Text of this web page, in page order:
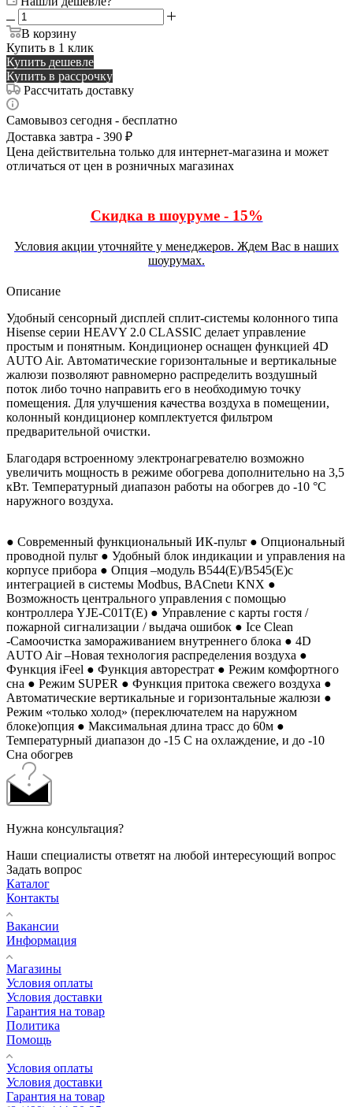
В корзину
Купить в 1 клик
Купить дешевле
Купить в рассрочку
Рассчитать доставку
Самовывоз сегодня - бесплатно
Доставка завтра - 390 ₽
Цена действительна только для интернет-магазина и может
отличаться от цен в розничных магазинах
Скидка в шоуруме - 15%
Условия акции уточняйте у менеджеров. Ждем Вас в наших
шоурумах.
Описание
Удобный сенсорный дисплей сплит-системы колонного типа
Hisense серии HEAVY 2.0 CLASSIC делает управление
простым и понятным. Кондиционер оснащен функцией 4D
AUTO Air. Автоматические горизонтальные и вертикальные
жалюзи позволяют равномерно распределить воздушный
поток либо точно направить его в необходимую точку
помещения. Для улучшения качества воздуха в помещении,
колонный кондиционер комплектуется фильтром
предварительной очистки.
Благодаря встроенному электронагревателю возможно
увеличить мощность в режиме обогрева дополнительно на 3,5
кВт. Температурный диапазон работы на обогрев до -10 °С
наружного воздуха.
● Современный функциональный ИК-пульт ● Опциональный
проводной пульт ● Удобный блок индикации и управления на
корпусе прибора ● Опция –модуль B544(E)/B545(E)с
интеграцией в системы Modbus, BACnetи KNX ●
Возможность центрального управления с помощью
контроллера YJE-C01T(E) ● Управление с карты гостя /
пожарной сигнализации / выдача ошибок ● Ice Clean
-Самоочистка замораживанием внутреннего блока ● 4D
AUTO Air –Новая технология распределения воздуха ●
Функция iFeel ● Функция авторестрат ● Режим комфортного
сна ● Режим SUPER ● Функция притока свежего воздуха ●
Автоматические вертикальные и горизонтальные жалюзи ●
Режим «только холод» (переключателем на наружном
блоке)опция ● Максимальная длина трасс до 60м ●
Температурный диапазон до -15 С на охлаждение, и до -10
Сна обогрев
Нужна консультация?
Наши специалисты ответят на любой интересующий вопрос
Задать вопрос
Каталог
Контакты
Вакансии
Информация
Магазины
Условия оплаты
Условия доставки
Гарантия на товар
Политика
Помощь
Условия оплаты
Условия доставки
Гарантия на товар